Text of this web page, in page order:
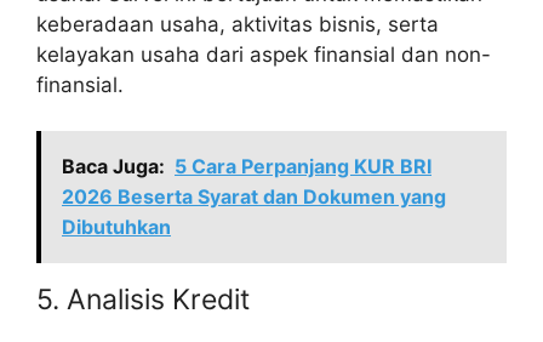
keberadaan usaha, aktivitas bisnis, serta
kelayakan usaha dari aspek finansial dan non-
finansial.
Baca Juga: 5 Cara Perpanjang KUR BRI
2026 Beserta Syarat dan Dokumen yang
Dibutuhkan
5. Analisis Kredit